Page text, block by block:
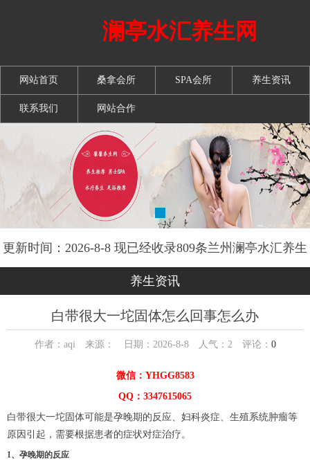
澜亭水汇养生网
网站首页 桑拿会所 SPA会所 养生资讯
联系我们 网站合作
更新时间：2026-8-8 现已经收录809条兰州澜亭水汇养生
网信息
养生资讯
白带很大一坨固体怎么回事怎么办
作者：aqi 来源： 日期：2026-8-8 人气： 2 评论： 0
微信：YHGG8583
QQ：3347615065
白带很大一坨固体可能是孕晚期的反应、妇科炎症、生殖系统肿瘤等
原因引起，需要根据患者的症状对症治疗。
1、孕晚期的反应